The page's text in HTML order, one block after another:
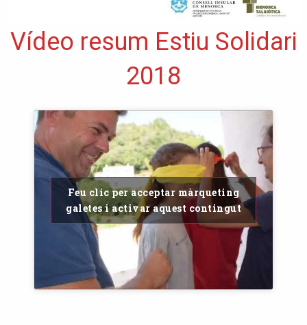
Vídeo resum Estiu Solidari
2018
Feu clic per acceptar màrqueting
galetes i activar aquest contingut